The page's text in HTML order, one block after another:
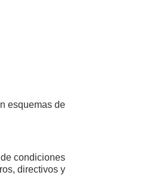
esquemas de
condiciones
directivos y